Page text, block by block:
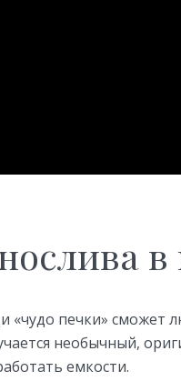
печки» сможет
необычный,
емкости.